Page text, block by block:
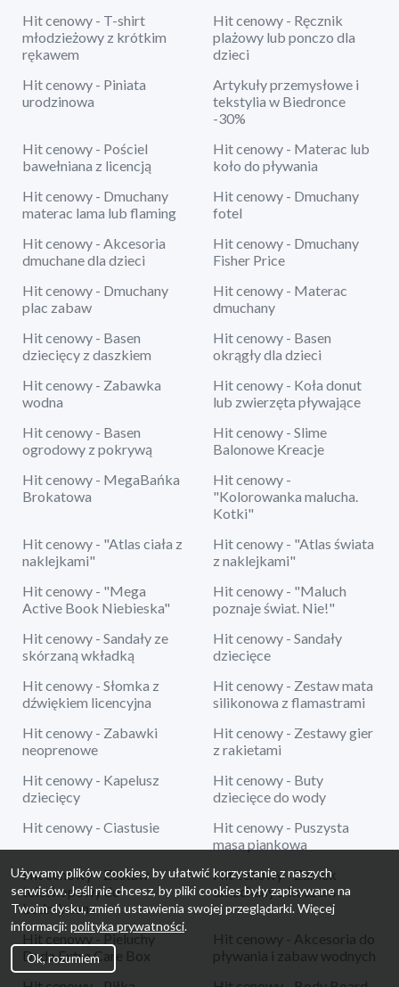
Hit cenowy - T-shirt
młodzieżowy z krótkim
rękawem
Hit cenowy - Ręcznik
plażowy lub ponczo dla
dzieci
Hit cenowy - Piniata
urodzinowa
Artykuły przemysłowe i
tekstylia w Biedronce
-30%
Hit cenowy - Pościel
bawełniana z licencją
Hit cenowy - Materac lub
koło do pływania
Hit cenowy - Dmuchany
materac lama lub flaming
Hit cenowy - Dmuchany
fotel
Hit cenowy - Akcesoria
dmuchane dla dzieci
Hit cenowy - Dmuchany
Fisher Price
Hit cenowy - Dmuchany
plac zabaw
Hit cenowy - Materac
dmuchany
Hit cenowy - Basen
dziecięcy z daszkiem
Hit cenowy - Basen
okrągły dla dzieci
Hit cenowy - Zabawka
wodna
Hit cenowy - Koła donut
lub zwierzęta pływające
Hit cenowy - Basen
ogrodowy z pokrywą
Hit cenowy - Slime
Balonowe Kreacje
Hit cenowy - MegaBańka
Brokatowa
Hit cenowy -
"Kolorowanka malucha.
Kotki"
Hit cenowy - "Atlas ciała z
naklejkami"
Hit cenowy - "Atlas świata
z naklejkami"
Hit cenowy - "Mega
Active Book Niebieska"
Hit cenowy - "Maluch
poznaje świat. Nie!"
Hit cenowy - Sandały ze
skórzaną wkładką
Hit cenowy - Sandały
dziecięce
Hit cenowy - Słomka z
dźwiękiem licencyjna
Hit cenowy - Zestaw mata
silikonowa z flamastrami
Hit cenowy - Zabawki
neoprenowe
Hit cenowy - Zestawy gier
z rakietami
Hit cenowy - Kapelusz
dziecięcy
Hit cenowy - Buty
dziecięce do wody
Hit cenowy - Ciastusie
Hit cenowy - Puszysta
masa piankowa
Hit cenowy - Zestaw
teleskopowy do
badmintona
Hit cenowy - Zamek
dmuchany z koszem
Hit cenowy - Pieluchy
Dada Extra Care Box
Hit cenowy - Akcesoria do
pływania i zabaw wodnych
Używamy plików cookies, by ułatwić korzystanie z naszych
serwisów. Jeśli nie chcesz, by pliki cookies były zapisywane na
Twoim dysku, zmień ustawienia swojej przeglądarki. Więcej
informacji: polityka prywatności.
Ok, rozumiem